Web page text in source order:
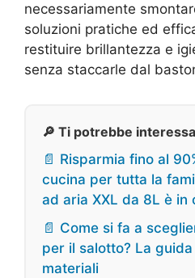
necessariamente
soluzioni pratiche ed
restituire brillantezza e
senza staccarle dal
🔎 Ti potrebbe
📄 Risparmia fino al
cucina per tutta la
ad aria XXL da 8L è
📄 Come si fa a
per il salotto? La
materiali